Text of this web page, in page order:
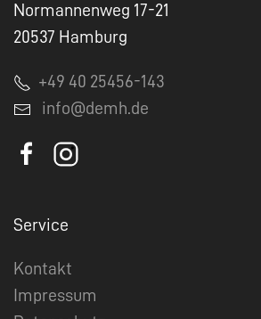
Normannenweg 17-21
20537 Hamburg
+49 40 25456-143
info@demh.de
Service
Kontakt
Impressum